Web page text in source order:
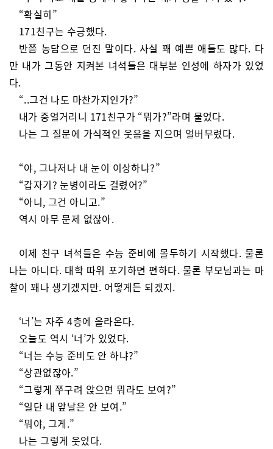
“확실히”
171친구는 수긍했다.
반쯤 농담으로 던진 말이다. 사실 꽤 예쁜 애들도 많다. 다
만 내가 그동안 지켜본 녀석들은 대부분 인성에 하자가 있었
다.
“..그건 나도 마찬가지인가?”
내가 중얼거리니 171친구가 “뭐가?”라며 물었다.
나는 그 질문에 가식적인 웃음을 지으며 얼버무렸다.
“야, 그나저나 내 눈이 이상하냐?”
“갑자기? 눈병이라도 걸렸어?”
“아니, 그건 아니고.”
역시 아무 문제 없잖아.
이제 친구 녀석들은 수능 준비에 몰두하기 시작했다. 물론
나는 아니다. 대학 따위 포기하면 편하다. 물론 부모님과는 마
찰이 꽤나 생기겠지만. 어떻게든 되겠지.
‘너’는 자주 4층에 올라온다.
오늘도 역시 ‘너’가 있었다.
“너는 수능 준비도 안 하냐?”
“상관없잖아.”
“그렇게 쭈구려 앉으면 뭐라도 보여?”
“일단 내 앞날은 안 보여.”
“뭐야, 그게.”
나는 그렇게 웃었다.